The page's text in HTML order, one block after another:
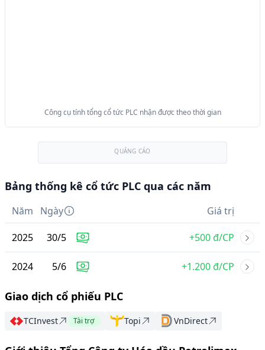
Công cụ tính tổng cổ tức PLC nhận được theo thời gian
QUẢNG CÁO
Bảng thống kê cổ tức PLC qua các năm
Năm Ngày Giá trị
2025 30/5 +500 đ/CP
2024 5/6 +1.200 đ/CP
Giao dịch cổ phiếu PLC
TCInvest Tài trợ Topi VnDirect